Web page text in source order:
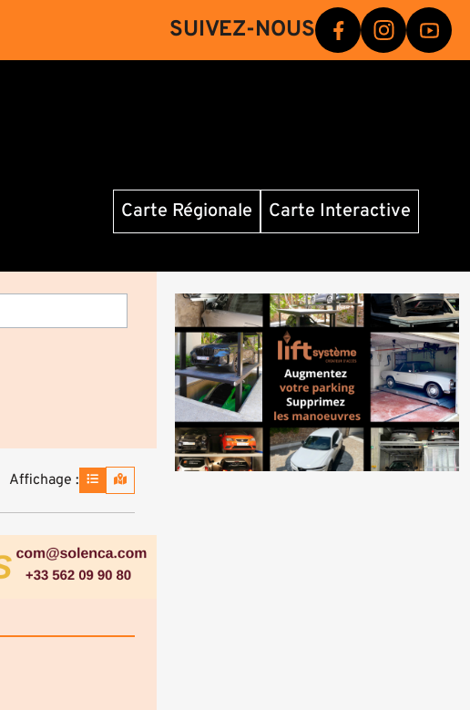
SUIVEZ-NOUS
Carte Régionale Carte Interactive
Affichage :